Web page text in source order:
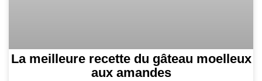
La meilleure recette du gâteau moelleux
aux amandes